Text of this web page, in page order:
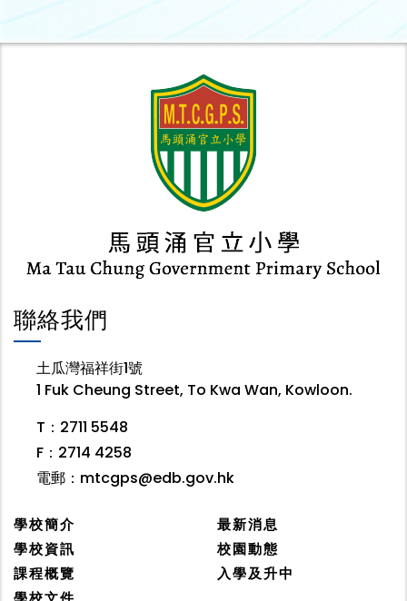
聯絡我們
土瓜灣福祥街1號
1 Fuk Cheung Street, To Kwa Wan, Kowloon.
T：2711 5548
F：2714 4258
電郵： mtcgps@edb.gov.hk
學校簡介
學校資訊
課程概覽
最新消息
校園動態
入學及升中